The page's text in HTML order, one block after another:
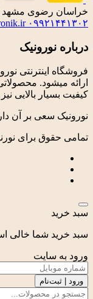
خراسان رضوی مشهد بلوار
۰۹۹۲۱۴۴۱۳۰۲
درباره نورونیک
ارائه میشود.
کیفیت بسیار بالایی
نورونیک سعی بر آن
تمامی حقوق برای
سبد خرید
سبد خرید شما خالی
ورود به سایت
ورود | ثبت‌نام